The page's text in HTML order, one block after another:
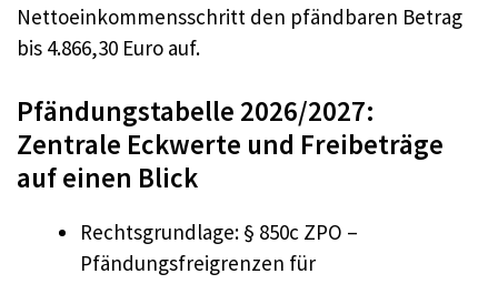
Nettoeinkommensschritt den pfändbaren Betrag
bis 4.866,30 Euro auf.
Pfändungstabelle 2026/2027:
Zentrale Eckwerte und Freibeträge
auf einen Blick
Rechtsgrundlage: § 850c ZPO –
Pfändungsfreigrenzen für